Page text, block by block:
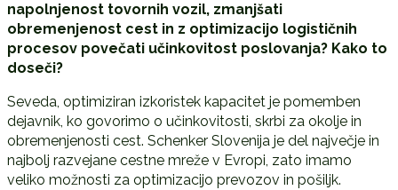
napolnjenost tovornih vozil, zmanjšati
obremenjenost cest in z optimizacijo logističnih
procesov povečati učinkovitost poslovanja? Kako to
doseči?
Seveda, optimiziran izkoristek kapacitet je pomemben
dejavnik, ko govorimo o učinkovitosti, skrbi za okolje in
obremenjenosti cest. Schenker Slovenija je del največje in
najbolj razvejane cestne mreže v Evropi, zato imamo
veliko možnosti za optimizacijo prevozov in pošiljk.